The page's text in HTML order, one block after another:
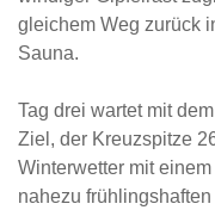
gleichem Weg zurück
Sauna.
Tag drei wartet mit
Ziel, der Kreuzspitze
Winterwetter mit
nahezu